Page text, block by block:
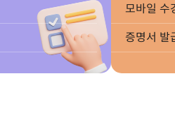
모바일 수
증명서 발